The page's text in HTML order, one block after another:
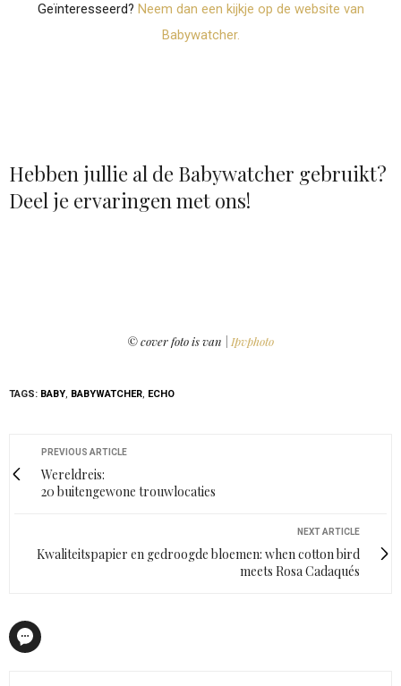
Geïnteresseerd? Neem dan een kijkje op de website van
Babywatcher.
Hebben jullie al de Babywatcher gebruikt?
Deel je ervaringen met ons!
© cover foto is van | Ipvphoto
TAGS: BABY, BABYWATCHER, ECHO
PREVIOUS ARTICLE
Wereldreis:
20 buitengewone trouwlocaties
NEXT ARTICLE
Kwaliteitspapier en gedroogde bloemen: when cotton bird
meets Rosa Cadaqués